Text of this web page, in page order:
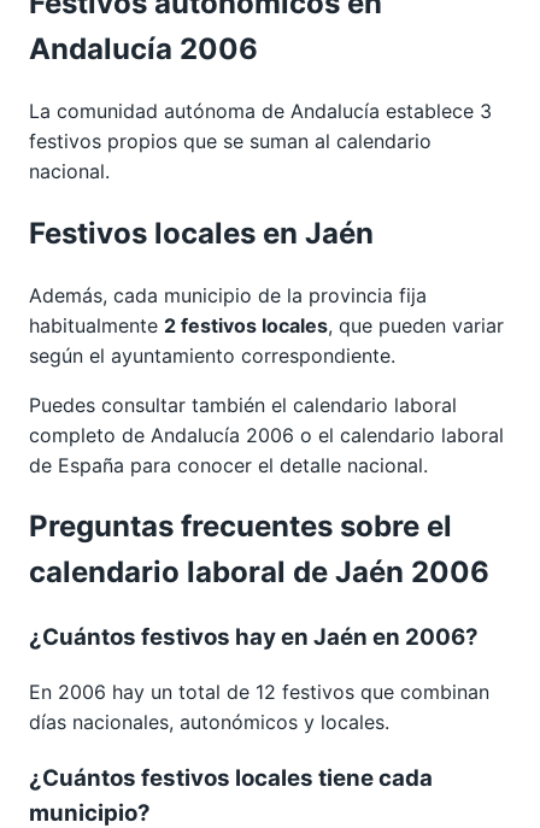
Andalucía 2006
La comunidad autónoma de Andalucía establece 3
festivos propios que se suman al calendario
nacional.
Festivos locales en Jaén
Además, cada municipio de la provincia fija
habitualmente 2 festivos locales, que pueden variar
según el ayuntamiento correspondiente.
Puedes consultar también el calendario laboral
completo de Andalucía 2006 o el calendario laboral
de España para conocer el detalle nacional.
Preguntas frecuentes sobre el
calendario laboral de Jaén 2006
¿Cuántos festivos hay en Jaén en 2006?
En 2006 hay un total de 12 festivos que combinan
días nacionales, autonómicos y locales.
¿Cuántos festivos locales tiene cada
municipio?